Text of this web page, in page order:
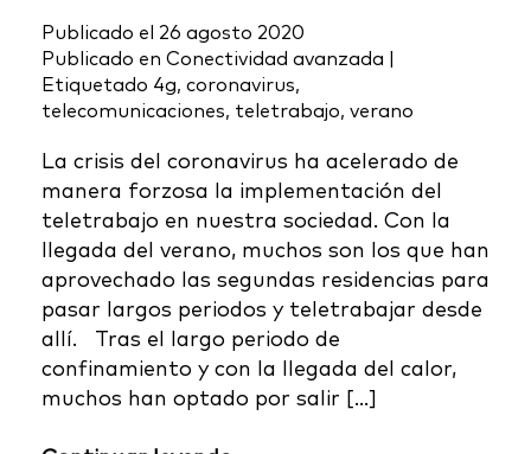
Publicado el 26 agosto 2020
Publicado en Conectividad avanzada
Etiquetado 4g, coronavirus,
telecomunicaciones, teletrabajo, verano
La crisis del coronavirus ha acelerado de
manera forzosa la implementación del
teletrabajo en nuestra sociedad. Con la
llegada del verano, muchos son los que han
aprovechado las segundas residencias para
pasar largos periodos y teletrabajar desde
allí. Tras el largo periodo de
confinamiento y con la llegada del calor,
muchos han optado por salir […]